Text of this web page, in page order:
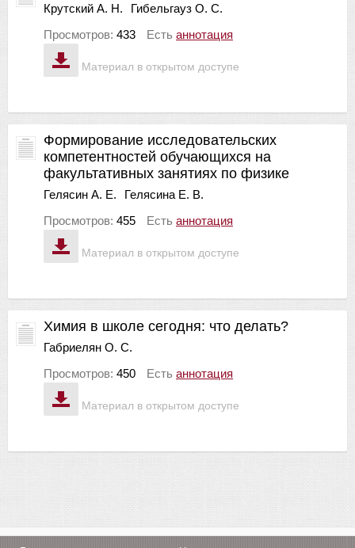
Материал в открытом доступе
Крутский А. Н.
Гибельгауз О. С.
Просмотров: 433 Есть аннотация
Материал в открытом доступе
Формирование исследовательских
компетентностей обучающихся на
факультативных занятиях по физике
Гелясин А. Е.
Гелясина Е. В.
Просмотров: 455 Есть аннотация
Материал в открытом доступе
Химия в школе сегодня: что делать?
Габриелян О. С.
Просмотров: 450 Есть аннотация